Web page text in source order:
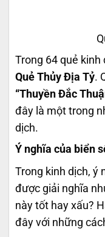
Trong 64 quẻ kinh
Quẻ Thủy Địa Tỷ.
“Thuyền Đắc
đây là một trong
dịch.
Ý nghĩa của biển
Trong kinh dịch, ý
được giải nghĩa
này tốt hay xấu?
đây với những